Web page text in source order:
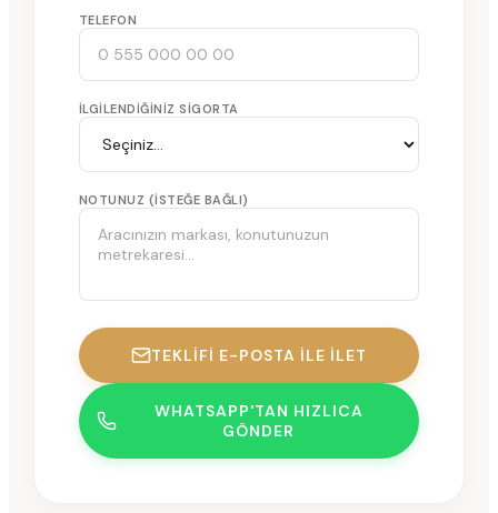
TELEFON
İLGILENDIĞINIZ SIGORTA
NOTUNUZ (ISTEĞE BAĞLI)
TEKLIFI E-POSTA ILE İLET
WHATSAPP'TAN HIZLICA
GÖNDER